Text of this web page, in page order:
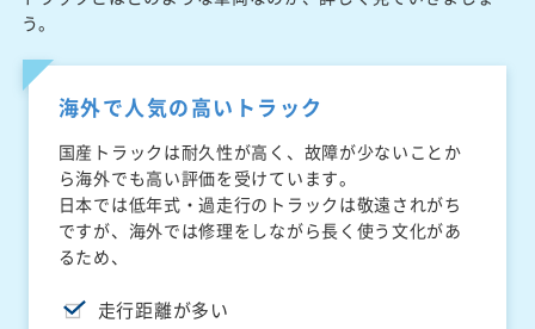
う。
海外で人気の高いトラック
国産トラックは耐久性が高く、故障が少ないことか
ら海外でも高い評価を受けています。
日本では低年式・過走行のトラックは敬遠されがち
ですが、海外では修理をしながら長く使う文化があ
るため、
走行距離が多い